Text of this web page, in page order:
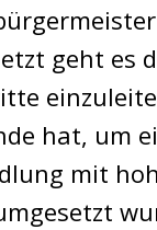
geht es
hat, um
mit